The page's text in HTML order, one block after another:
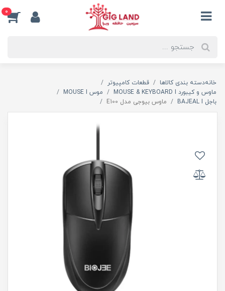
0
خانهدسته بندی کالاها
قطعات کامپیوتر
ماوس و کیبورد MOUSE & KEYBOARD I
موس MOUSE I
باجل BAJEAL I
ماوس بیوجی مدل E100